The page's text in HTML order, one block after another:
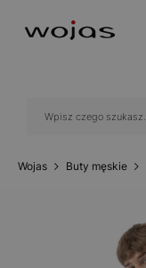
Wojas Buty męskie